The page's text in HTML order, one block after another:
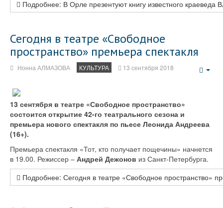
Подробнее: В Орле презентуют книгу известного краеведа
Сегодня в театре «Свободное
пространство» премьера спектакля
Нонна АЛМАЗОВА КУЛЬТУРА 13 сентября 2018
13 сентября в театре «Свободное пространство»
состоится открытие 42-го театрального сезона и
премьера нового спектакля по пьесе Леонида Андреева
(16+).
Премьера спектакля «Тот, кто получает пощечины» начнется
в 19.00. Режиссер – Андрей Дежонов из Санкт-Петербурга.
Подробнее: Сегодня в театре «Свободное пространство»